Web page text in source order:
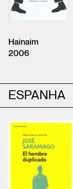
Hainaim
2006
ESPANHA